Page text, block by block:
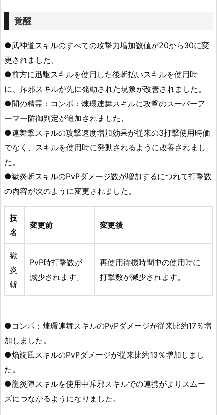
覚醒
●武神道スキルのすべての攻撃力増加数値が20から30に変
更されました。
●前方に迅駆スキルを使用した後斬払いスキルを使用時
に、斥邪スキルが先に発動された現象が改善されました。
●闇の精霊：コンボ：煉環連舞スキルに攻撃のスーパーア
ーマー防御判定が追加されました。
●連舞撃スキルの攻撃速度増加効果が従来の3打撃使用時価
でなく、スキルを使用時に発動されるように改善されまし
た。
●獄炎斬スキルのPvPダメージ数が増加するにつれて打撃数
の内容が次のように変更されました。
技
名
変更前 変更後
獄
炎
斬
PvP時打撃数が
減少されます。
再使用待機時間中の使用時に
打撃数が減少されます。
●コンボ：煉環連舞スキルのPvPダメージが従来比約17％増
加しました。
●焔旋風スキルのPvPダメージが従来比約13％増加しまし
た。
●龍炎陣スキルを使用中斥邪スキルでの連携がよりスムー
ズにつながるようになりました。